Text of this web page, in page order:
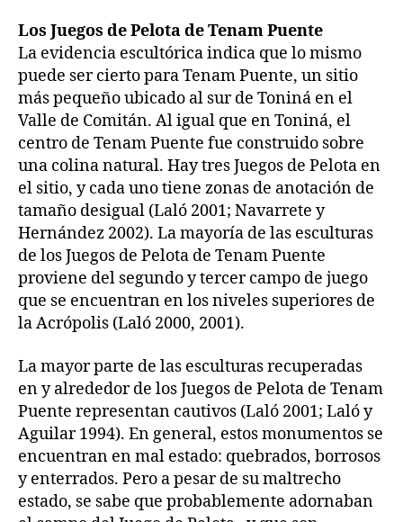
Los Juegos de Pelota de Tenam Puente
La evidencia escultórica indica que lo mismo
puede ser cierto para Tenam Puente, un sitio
más pequeño ubicado al sur de Toniná en el
Valle de Comitán. Al igual que en Toniná, el
centro de Tenam Puente fue construido sobre
una colina natural. Hay tres Juegos de Pelota en
el sitio, y cada uno tiene zonas de anotación de
tamaño desigual (Laló 2001; Navarrete y
Hernández 2002). La mayoría de las esculturas
de los Juegos de Pelota de Tenam Puente
proviene del segundo y tercer campo de juego
que se encuentran en los niveles superiores de
la Acrópolis (Laló 2000, 2001).
La mayor parte de las esculturas recuperadas
en y alrededor de los Juegos de Pelota de Tenam
Puente representan cautivos (Laló 2001; Laló y
Aguilar 1994). En general, estos monumentos se
encuentran en mal estado: quebrados, borrosos
y enterrados. Pero a pesar de su maltrecho
estado, se sabe que probablemente adornaban